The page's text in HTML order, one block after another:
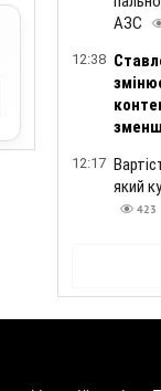
АЗС
12:38
12:17
який
423